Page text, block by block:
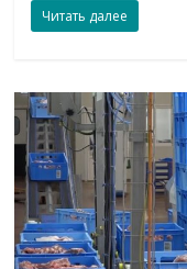
Читать далее